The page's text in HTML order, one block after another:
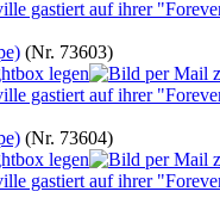
(Nr. 73603)
(Nr. 73604)